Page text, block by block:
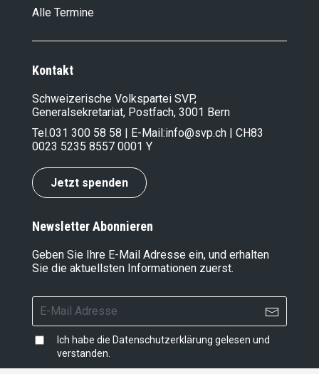
Alle Termine
Kontakt
Schweizerische Volkspartei SVP,
Generalsekretariat, Postfach, 3001 Bern
Tel.031 300 58 58 | E-Mail:info@svp.ch | CH83
0023 5235 8557 0001 Y
Jetzt spenden
Newsletter Abonnieren
Geben Sie Ihre E-Mail Adresse ein, und erhalten
Sie die aktuellsten Informationen zuerst.
Ich habe die Datenschutzerklärung gelesen und
verstanden.